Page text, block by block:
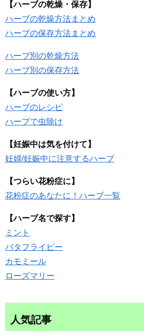
【ハーブの乾燥・保存】
ハーブの乾燥方法まとめ
ハーブの保存方法まとめ
ハーブ別の乾燥方法
ハーブ別の保存方法
【ハーブの使い方】
ハーブのレシピ
ハーブで虫除け
【妊娠中は気を付けて】
妊婦/妊娠中に注意するハーブ
【つらい花粉症に】
花粉症のあなたに！ハーブ一覧
【ハーブ名で探す】
ミント
バタフライピー
カモミール
ローズマリー
人気記事